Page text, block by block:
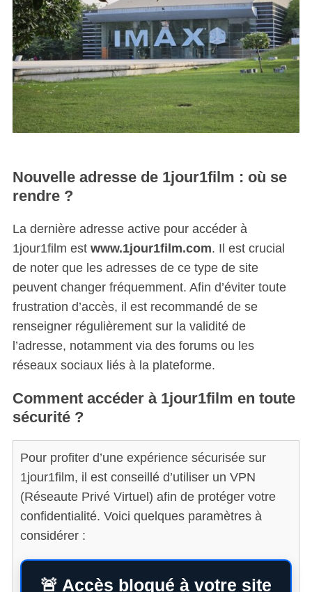
Nouvelle adresse de 1jour1film : où se
rendre ?
La dernière adresse active pour accéder à
1jour1film est www.1jour1film.com. Il est crucial
de noter que les adresses de ce type de site
peuvent changer fréquemment. Afin d’éviter toute
frustration d’accès, il est recommandé de se
renseigner régulièrement sur la validité de
l’adresse, notamment via des forums ou les
réseaux sociaux liés à la plateforme.
Comment accéder à 1jour1film en toute
sécurité ?
Pour profiter d’une expérience sécurisée sur
1jour1film, il est conseillé d’utiliser un VPN
(Réseaute Privé Virtuel) afin de protéger votre
confidentialité. Voici quelques paramètres à
considérer :
🚨 Accès bloqué à votre site